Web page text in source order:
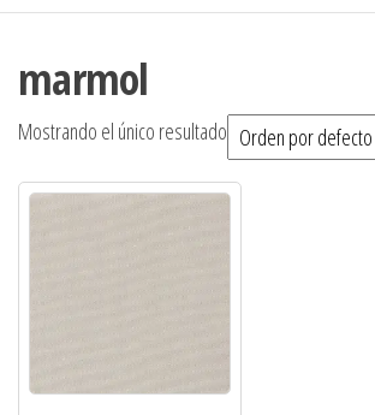
marmol
Mostrando el único resultado